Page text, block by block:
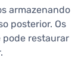
armazenando
posterior. Os
pode restaurar